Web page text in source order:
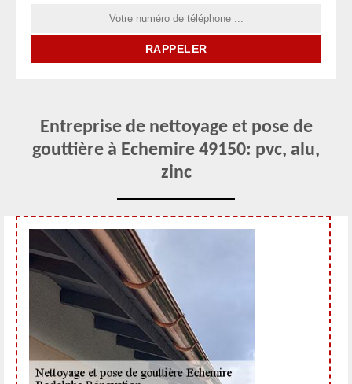
Entreprise de nettoyage et pose de
gouttière à Echemire 49150: pvc, alu,
zinc